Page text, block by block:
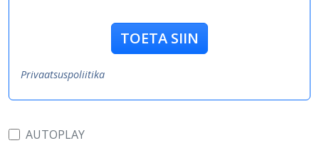
TOETA SIIN
Privaatsuspoliitika
AUTOPLAY